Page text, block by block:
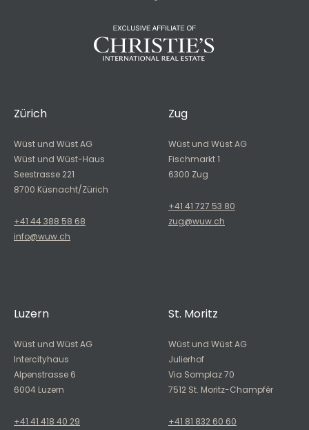
Zürich
Wüst und Wüst AG
Wüst und Wüst-Haus
Seestrasse 221
8700 Küsnacht/Zürich
+41 44 388 58 68
info@wuw.ch
Zug
Wüst und Wüst AG
Fischmarkt 1
6300 Zug
+41 41 727 53 80
zug@wuw.ch
Luzern
Wüst und Wüst AG
Intercityhaus
Alpenstrasse 6
6004 Luzern
+41 41 418 40 29
St. Moritz
Wüst und Wüst AG
Julierhof
Via Somplaz 70
7512 St. Moritz-Champfèr
+41 81 832 60 60